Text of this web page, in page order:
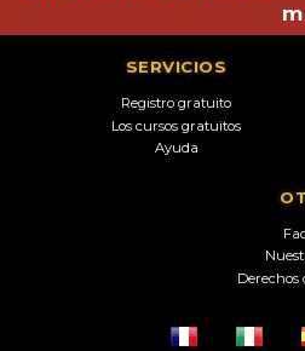
SERVICIOS
Registro gratuito
Los cursos gratuitos
Ayuda
Derechos